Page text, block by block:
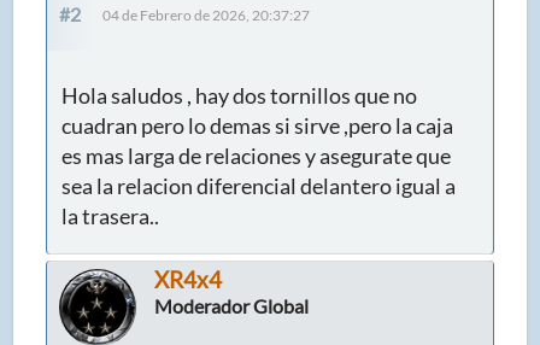
#2 04 de Febrero de 2026, 20:37:27
Hola saludos , hay dos tornillos que no
cuadran pero lo demas si sirve ,pero la caja
es mas larga de relaciones y asegurate que
sea la relacion diferencial delantero igual a
la trasera..
XR4x4
Moderador Global